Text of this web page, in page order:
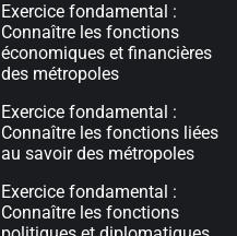
Exercice fondamental :
Connaître les fonctions
économiques et financières
des métropoles
Exercice fondamental :
Connaître les fonctions liées
au savoir des métropoles
Exercice fondamental :
Connaître les fonctions